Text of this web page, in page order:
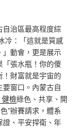
自治區最高程度綜
冷：「這就是質感
」動會，更是展示
張水瓶！你的傻
財富就是宇宙的
窗口。內蒙古自
健檢綠色、共享、開
”辦賽請求，體系
、平安捍衛、年